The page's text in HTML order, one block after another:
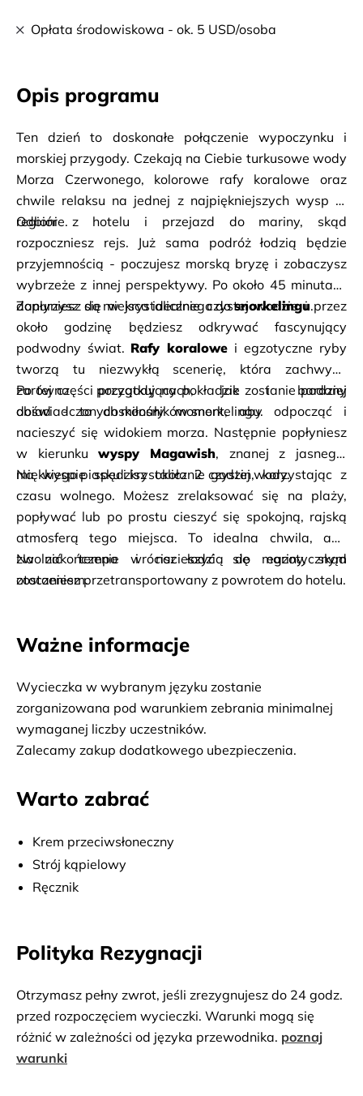
Opłata środowiskowa - ok. 5 USD/osoba
Opis programu
Ten dzień to doskonałe połączenie wypoczynku i
morskiej przygody. Czekają na Ciebie turkusowe wody
Morza Czerwonego, kolorowe rafy koralowe oraz
chwile relaksu na jednej z najpiękniejszych wysp w
regionie.
Odbiór z hotelu i przejazd do mariny, skąd
rozpoczniesz rejs. Już sama podróż łodzią będzie
przyjemnością - poczujesz morską bryzę i zobaczysz
wybrzeże z innej perspektywy. Po około 45 minutach
dopłyniesz do miejsca idealnego do snorkelingu.
Zanurzysz się w krystalicznie czystej wodzie i przez
około godzinę będziesz odkrywać fascynujący
podwodny świat. Rafy koralowe i egzotyczne ryby
tworzą tu niezwykłą scenerię, która zachwyca
zarówno początkujących, jak i bardziej
doświadczonych miłośników snorkelingu.
Po tej części przygody na pokładzie zostanie podany
obiad - to doskonały moment, aby odpocząć i
nacieszyć się widokiem morza. Następnie popłyniesz
w kierunku wyspy Magawish, znanej z jasnego,
miękkiego piasku i krystalicznie czystej wody.
Na wyspie spędzisz około 2 godzin, korzystając z
czasu wolnego. Możesz zrelaksować się na plaży,
popływać lub po prostu cieszyć się spokojną, rajską
atmosferą tego miejsca. To idealna chwila, aby
zwolnić tempo i nacieszyć się egzotycznym
otoczeniem.
Na zakończenie wrócisz łodzią do mariny, skąd
zostaniesz przetransportowany z powrotem do hotelu.
Ważne informacje
Wycieczka w wybranym języku zostanie
zorganizowana pod warunkiem zebrania minimalnej
wymaganej liczby uczestników.
Zalecamy zakup dodatkowego ubezpieczenia.
Warto zabrać
Krem przeciwsłoneczny
Strój kąpielowy
Ręcznik
Polityka Rezygnacji
Otrzymasz pełny zwrot, jeśli zrezygnujesz do 24 godz.
przed rozpoczęciem wycieczki. Warunki mogą się
różnić w zależności od języka przewodnika. poznaj
warunki